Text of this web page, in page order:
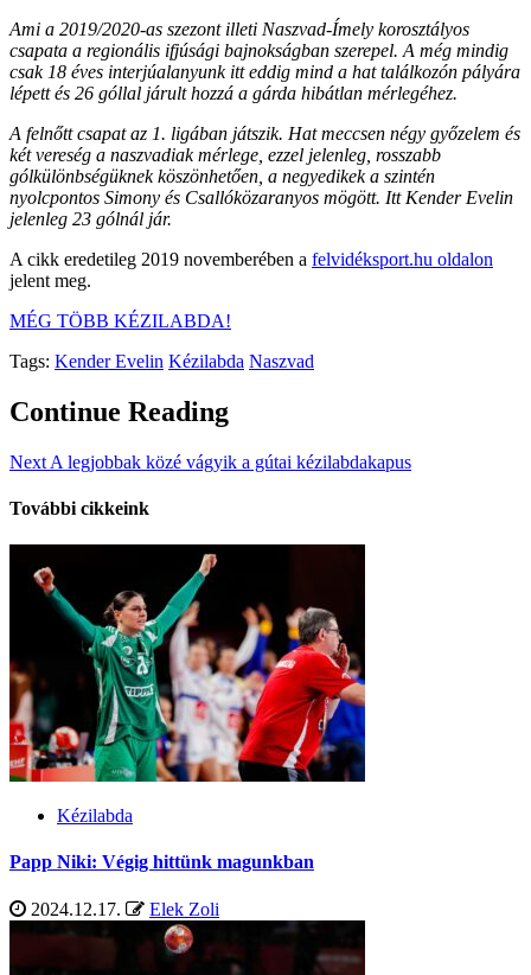
Ami a 2019/2020-as szezont illeti Naszvad-Ímely korosztályos
csapata a regionális ifjúsági bajnokságban szerepel. A még mindig
csak 18 éves interjúalanyunk itt eddig mind a hat találkozón pályára
lépett és 26 góllal járult hozzá a gárda hibátlan mérlegéhez.
A felnőtt csapat az 1. ligában játszik. Hat meccsen négy győzelem és
két vereség a naszvadiak mérlege, ezzel jelenleg, rosszabb
gólkülönbségüknek köszönhetően, a negyedikek a szintén
nyolcpontos Simony és Csallóközaranyos mögött. Itt Kender Evelin
jelenleg 23 gólnál jár.
A cikk eredetileg 2019 novemberében a felvidéksport.hu oldalon
jelent meg.
MÉG TÖBB KÉZILABDA!
Tags: Kender Evelin Kézilabda Naszvad
Continue Reading
Next A legjobbak közé vágyik a gútai kézilabdakapus
További cikkeink
Kézilabda
Papp Niki: Végig hittünk magunkban
2024.12.17. Elek Zoli